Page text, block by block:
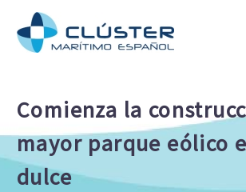
Comienza la
mayor parque eólico
dulce